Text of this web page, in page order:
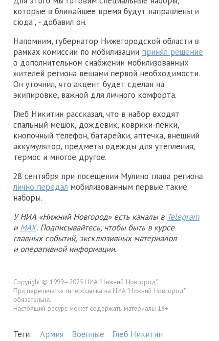
которые в ближайшее время будут направлены и
сюда", - добавил он.
Напомним, губернатор Нижегородской области в
рамках комиссии по мобилизации принял решение
о дополнительном снабжении мобилизованных
жителей региона вещами первой необходимости.
Он уточнил, что акцент будет сделан на
экипировке, важной для личного комфорта.
Глеб Никитин рассказал, что в набор входят
спальный мешок, дождевик, коврики-пенки,
кнопочный телефон, батарейки, аптечка, внешний
аккумулятор, предметы одежды для утепления,
термос и многое другое.
28 сентября при посещении Мулино глава региона
лично передал мобилизованным первые такие
наборы.
У НИА «Нижний Новгород» есть каналы в Telegram
и MAX. Подписывайтесь, чтобы быть в курсе
главных событий, эксклюзивных материалов
и оперативной информации.
Copyright © 1999—2025 НИА "Нижний Новгород".
При перепечатке гиперссылка на НИА "Нижний Новгород"
обязательна.
Настоящий ресурс может содержать материалы 18+
Теги: Армия Военные Глеб Никитин